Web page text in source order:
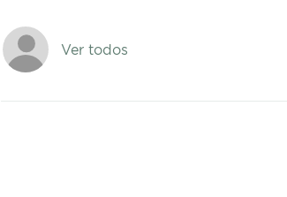
Ver todos